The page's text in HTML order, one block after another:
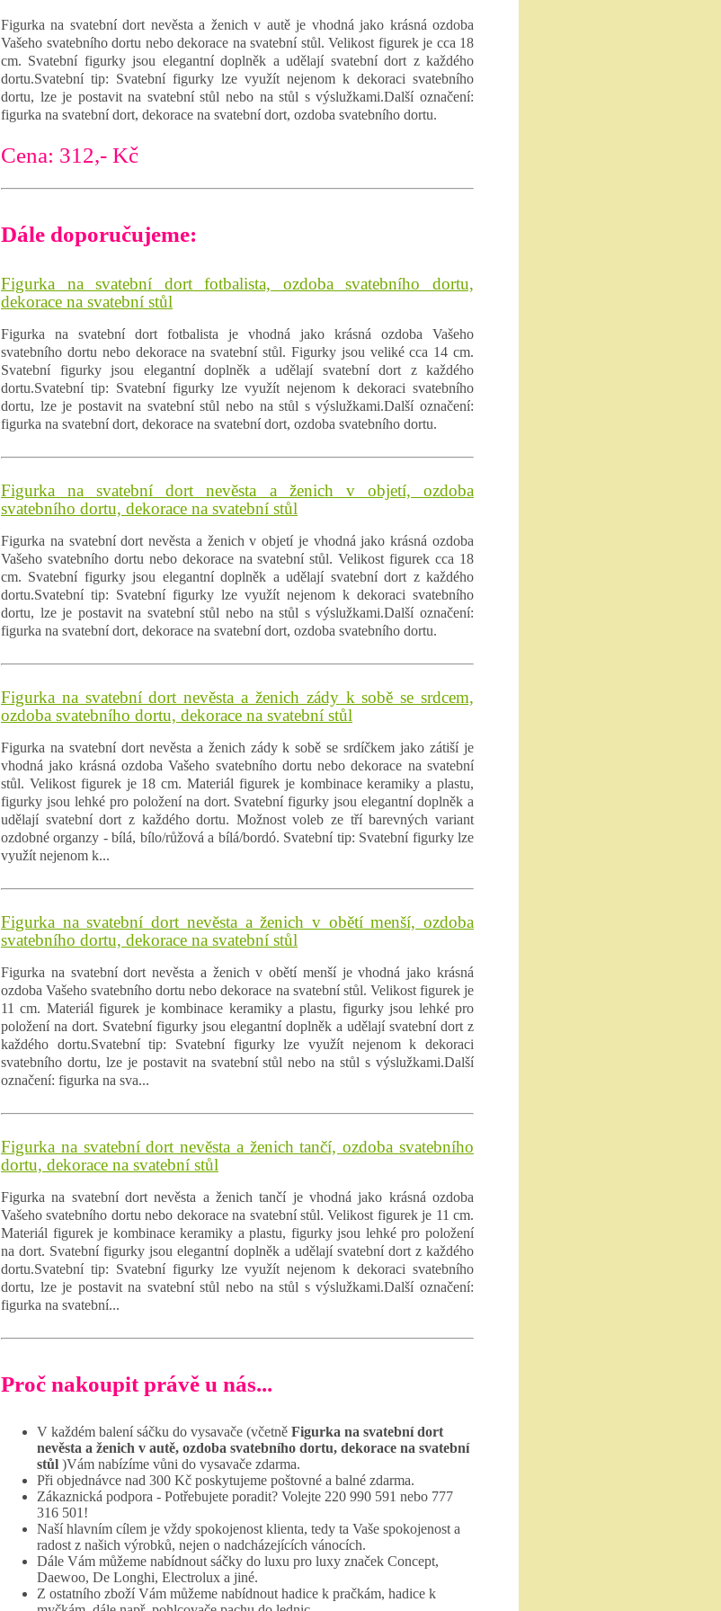
Figurka na svatební dort nevěsta a ženich v autě je vhodná jako krásná ozdoba
Vašeho svatebního dortu nebo dekorace na svatební stůl. Velikost figurek je cca 18
cm. Svatební figurky jsou elegantní doplněk a udělají svatební dort z každého
dortu.Svatební tip: Svatební figurky lze využít nejenom k dekoraci svatebního
dortu, lze je postavit na svatební stůl nebo na stůl s výslužkami.Další označení:
figurka na svatební dort, dekorace na svatební dort, ozdoba svatebního dortu.
Cena: 312,- Kč
Dále doporučujeme:
Figurka na svatební dort fotbalista, ozdoba svatebního dortu,
dekorace na svatební stůl
Figurka na svatební dort fotbalista je vhodná jako krásná ozdoba Vašeho
svatebního dortu nebo dekorace na svatební stůl. Figurky jsou veliké cca 14 cm.
Svatební figurky jsou elegantní doplněk a udělají svatební dort z každého
dortu.Svatební tip: Svatební figurky lze využít nejenom k dekoraci svatebního
dortu, lze je postavit na svatební stůl nebo na stůl s výslužkami.Další označení:
figurka na svatební dort, dekorace na svatební dort, ozdoba svatebního dortu.
Figurka na svatební dort nevěsta a ženich v objetí, ozdoba
svatebního dortu, dekorace na svatební stůl
Figurka na svatební dort nevěsta a ženich v objetí je vhodná jako krásná ozdoba
Vašeho svatebního dortu nebo dekorace na svatební stůl. Velikost figurek cca 18
cm. Svatební figurky jsou elegantní doplněk a udělají svatební dort z každého
dortu.Svatební tip: Svatební figurky lze využít nejenom k dekoraci svatebního
dortu, lze je postavit na svatební stůl nebo na stůl s výslužkami.Další označení:
figurka na svatební dort, dekorace na svatební dort, ozdoba svatebního dortu.
Figurka na svatební dort nevěsta a ženich zády k sobě se srdcem,
ozdoba svatebního dortu, dekorace na svatební stůl
Figurka na svatební dort nevěsta a ženich zády k sobě se srdíčkem jako zátiší je
vhodná jako krásná ozdoba Vašeho svatebního dortu nebo dekorace na svatební
stůl. Velikost figurek je 18 cm. Materiál figurek je kombinace keramiky a plastu,
figurky jsou lehké pro položení na dort. Svatební figurky jsou elegantní doplněk a
udělají svatební dort z každého dortu. Možnost voleb ze tří barevných variant
ozdobné organzy - bílá, bílo/růžová a bílá/bordó. Svatební tip: Svatební figurky lze
využít nejenom k...
Figurka na svatební dort nevěsta a ženich v obětí menší, ozdoba
svatebního dortu, dekorace na svatební stůl
Figurka na svatební dort nevěsta a ženich v obětí menší je vhodná jako krásná
ozdoba Vašeho svatebního dortu nebo dekorace na svatební stůl. Velikost figurek je
11 cm. Materiál figurek je kombinace keramiky a plastu, figurky jsou lehké pro
položení na dort. Svatební figurky jsou elegantní doplněk a udělají svatební dort z
každého dortu.Svatební tip: Svatební figurky lze využít nejenom k dekoraci
svatebního dortu, lze je postavit na svatební stůl nebo na stůl s výslužkami.Další
označení: figurka na sva...
Figurka na svatební dort nevěsta a ženich tančí, ozdoba svatebního
dortu, dekorace na svatební stůl
Figurka na svatební dort nevěsta a ženich tančí je vhodná jako krásná ozdoba
Vašeho svatebního dortu nebo dekorace na svatební stůl. Velikost figurek je 11 cm.
Materiál figurek je kombinace keramiky a plastu, figurky jsou lehké pro položení
na dort. Svatební figurky jsou elegantní doplněk a udělají svatební dort z každého
dortu.Svatební tip: Svatební figurky lze využít nejenom k dekoraci svatebního
dortu, lze je postavit na svatební stůl nebo na stůl s výslužkami.Další označení:
figurka na svatební...
Proč nakoupit právě u nás...
V každém balení sáčku do vysavače (včetně Figurka na svatební dort
nevěsta a ženich v autě, ozdoba svatebního dortu, dekorace na svatební
stůl )Vám nabízíme vůni do vysavače zdarma.
Při objednávce nad 300 Kč poskytujeme poštovné a balné zdarma.
Zákaznická podpora - Potřebujete poradit? Volejte 220 990 591 nebo 777
316 501!
Naší hlavním cílem je vždy spokojenost klienta, tedy ta Vaše spokojenost a
radost z našich výrobků, nejen o nadcházejících vánocích.
Dále Vám můžeme nabídnout sáčky do luxu pro luxy značek Concept,
Daewoo, De Longhi, Electrolux a jiné.
Z ostatního zboží Vám můžeme nabídnout hadice k pračkám, hadice k